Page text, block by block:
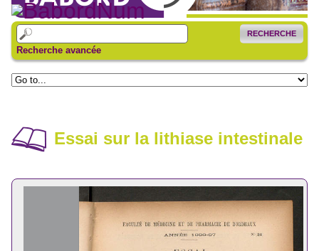
RECHERCHE
Recherche avancée
Essai sur la lithiase intestinale